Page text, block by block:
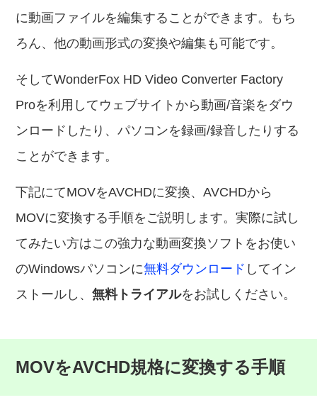
に動画ファイルを編集することができます。もち
ろん、他の動画形式の変換や編集も可能です。
そしてWonderFox HD Video Converter Factory
Proを利用してウェブサイトから動画/音楽をダウ
ンロードしたり、パソコンを録画/録音したりする
ことができます。
下記にてMOVをAVCHDに変換、AVCHDから
MOVに変換する手順をご説明します。実際に試し
てみたい方はこの強力な動画変換ソフトをお使い
のWindowsパソコンに無料ダウンロード してイン
ストールし、無料トライアルをお試しください。
MOVをAVCHD規格に変換する手順